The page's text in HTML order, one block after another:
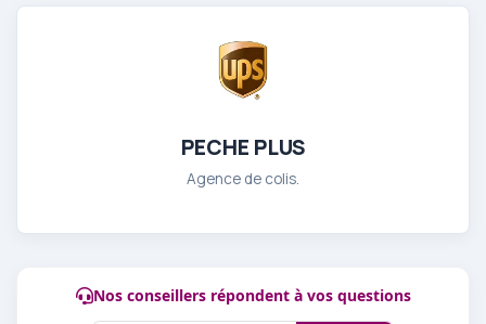
PECHE PLUS
Agence de colis.
Nos conseillers répondent à vos questions